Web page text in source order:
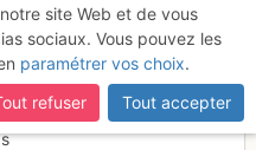
(CC by-nc-nd)
L20
s
site Web et de vous
sociaux. Vous pouvez les
paramétrer vos choix.
refuser
Tout accepter